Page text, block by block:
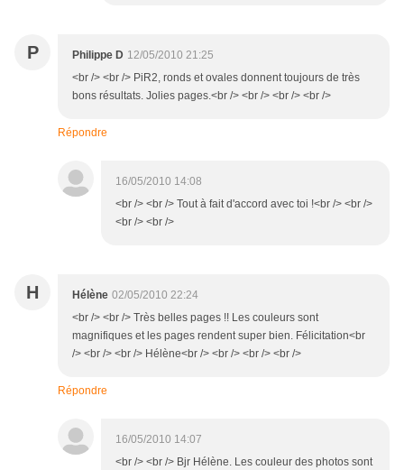
P Philippe D 12/05/2010 21:25
<br /> <br /> PiR2, ronds et ovales donnent toujours de très
bons résultats. Jolies pages.<br /> <br /> <br /> <br />
Répondre
16/05/2010 14:08
<br /> <br /> Tout à fait d'accord avec toi !<br /> <br />
<br /> <br />
H Hélène 02/05/2010 22:24
<br /> <br /> Très belles pages !! Les couleurs sont
magnifiques et les pages rendent super bien. Félicitation<br
/> <br /> <br /> Hélène<br /> <br /> <br /> <br />
Répondre
16/05/2010 14:07
<br /> <br /> Bjr Hélène. Les couleur des photos sont